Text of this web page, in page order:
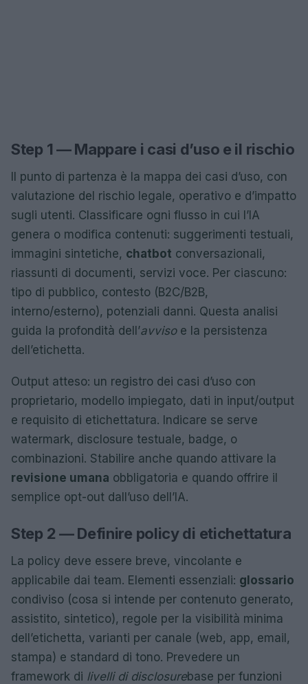
Step 1 — Mappare i casi d’uso e il rischio
Il punto di partenza è la mappa dei casi d’uso, con
valutazione del rischio legale, operativo e d’impatto
sugli utenti. Classificare ogni flusso in cui l’IA
genera o modifica contenuti: suggerimenti testuali,
immagini sintetiche, chatbot conversazionali,
riassunti di documenti, servizi voce. Per ciascuno:
tipo di pubblico, contesto (B2C/B2B,
interno/esterno), potenziali danni. Questa analisi
guida la profondità dell’avvisoe la persistenza
dell’etichetta.
Output atteso: un registro dei casi d’uso con
proprietario, modello impiegato, dati in input/output
e requisito di etichettatura. Indicare se serve
watermark, disclosure testuale, badge, o
combinazioni. Stabilire anche quando attivare la
revisione umana obbligatoria e quando offrire il
semplice opt-out dall’uso dell’IA.
Step 2 — Definire policy di etichettatura
La policy deve essere breve, vincolante e
applicabile dai team. Elementi essenziali: glossario
condiviso (cosa si intende per contenuto generato,
assistito, sintetico), regole per la visibilità minima
dell’etichetta, varianti per canale (web, app, email,
stampa) e standard di tono. Prevedere un
framework di livelli di disclosurebase per funzioni